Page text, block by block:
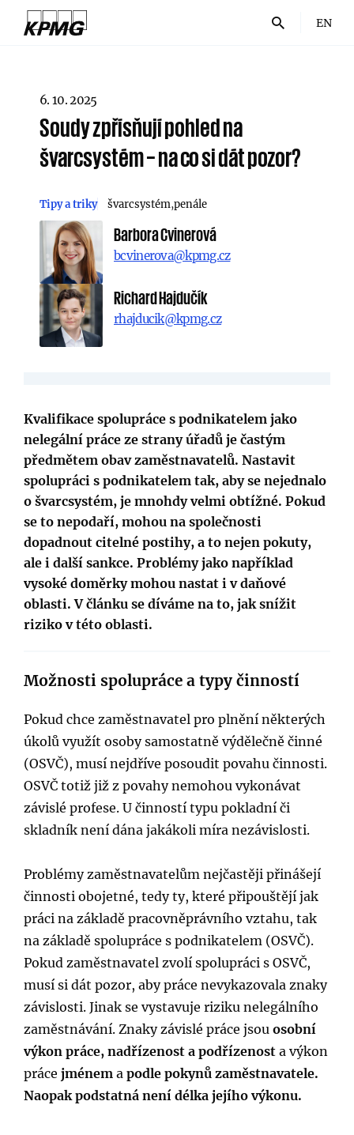
EN
6. 10. 2025
Soudy zpřísňují pohled na
švarcsystém – na co si dát pozor?
Tipy a triky švarcsystém penále
Barbora Cvinerová
bcvinerova@kpmg.cz
Richard Hajdučík
rhajducik@kpmg.cz
Kvalifikace spolupráce s podnikatelem jako
nelegální práce ze strany úřadů je častým
předmětem obav zaměstnavatelů. Nastavit
spolupráci s podnikatelem tak, aby se nejednalo
o švarcsystém, je mnohdy velmi obtížné. Pokud
se to nepodaří, mohou na společnosti
dopadnout citelné postihy, a to nejen pokuty,
ale i další sankce. Problémy jako například
vysoké doměrky mohou nastat i v daňové
oblasti. V článku se díváme na to, jak snížit
riziko v této oblasti.
Možnosti spolupráce a typy činností
Pokud chce zaměstnavatel pro plnění některých
úkolů využít osoby samostatně výdělečně činné
(OSVČ), musí nejdříve posoudit povahu činnosti.
OSVČ totiž již z povahy nemohou vykonávat
závislé profese. U činností typu pokladní či
skladník není dána jakákoli míra nezávislosti.
Problémy zaměstnavatelům nejčastěji přinášejí
činnosti obojetné, tedy ty, které připouštějí jak
práci na základě pracovněprávního vztahu, tak
na základě spolupráce s podnikatelem (OSVČ).
Pokud zaměstnavatel zvolí spolupráci s OSVČ,
musí si dát pozor, aby práce nevykazovala znaky
závislosti. Jinak se vystavuje riziku nelegálního
zaměstnávání. Znaky závislé práce jsou osobní
výkon práce, nadřízenost a podřízenosta výkon
práce jménem a podle pokynů zaměstnavatele.
Naopak podstatná není délka jejího výkonu.